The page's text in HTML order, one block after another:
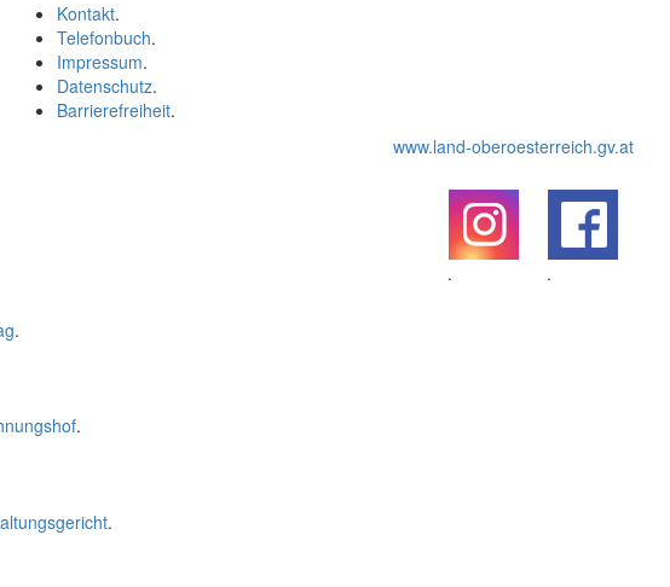
Kontakt.
Telefonbuch.
Impressum.
Datenschutz.
Barrierefreiheit.
www.land-oberoesterreich.gv.at
.
.
.
.
.